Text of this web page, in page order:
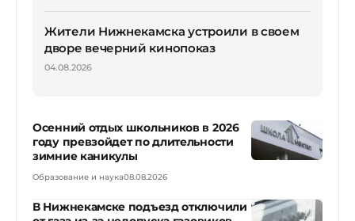
Жители Нижнекамска устроили в своем
дворе вечерний кинопоказ
04.08.2026
Осенний отдых школьников в 2026
году превзойдет по длительности
зимние каникулы
Образование и наука08.08.2026
В Нижнекамске подъезд отключили